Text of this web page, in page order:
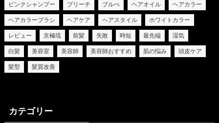
ピンクシャンプー ブリーチ ブルべ ヘアオイル ヘアカラー
ヘアカラーブラシ ヘアケア ヘアスタイル ホワイトカラー
レビュー 京極琉 前髪 失敗 時短 最先端 湿気
白髪 美容室 美容師 美容師おすすめ 肌の悩み 頭皮ケア
髪型 髪質改善
カテゴリー